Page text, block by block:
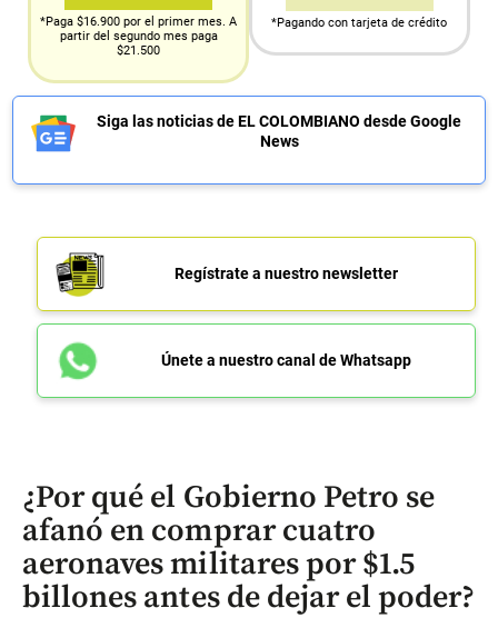
*Paga $16.900 por el primer mes. A
partir del segundo mes paga
$21.500
*Pagando con tarjeta de crédito
Siga las noticias de EL COLOMBIANO desde Google
News
Regístrate a nuestro newsletter
Únete a nuestro canal de Whatsapp
¿Por qué el Gobierno Petro se
afanó en comprar cuatro
aeronaves militares por $1.5
billones antes de dejar el poder?